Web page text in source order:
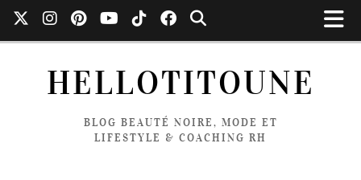
HELLOTITOUNE
BLOG BEAUTÉ NOIRE, MODE ET
LIFESTYLE & COACHING RH